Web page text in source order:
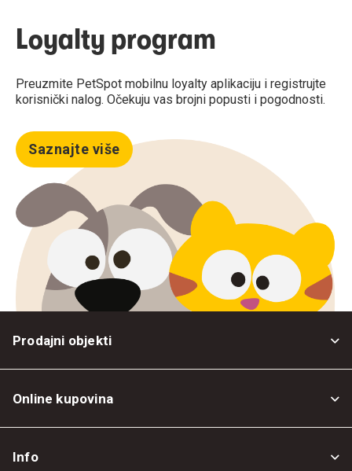
Loyalty program
Preuzmite PetSpot mobilnu loyalty aplikaciju i registrujte
korisnički nalog. Očekuju vas brojni popusti i pogodnosti.
Saznajte više
Prodajni objekti
Online kupovina
Info